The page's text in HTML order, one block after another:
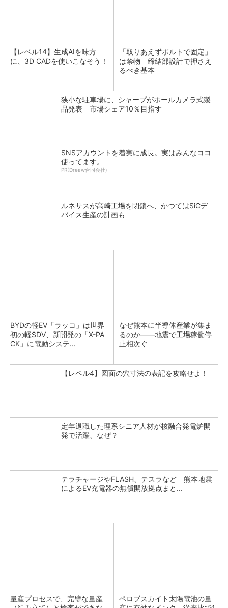
【レベル14】生成AIを味方
に、3D CADを使いこなそう！
「取りあえずボルトで固定」
は禁物 締結部設計で押さえ
るべき基本
狭小な駐車場に、シャープがポールカメラ式製
品発表 市場シェア10％目指す
SNSアカウントを着実に成長。実はみんなココ
使ってます。
PR(Dreaw合同会社)
ルネサスが高崎工場を閉鎖へ、かつてはSiCデ
バイス生産の計画も
BYDの軽EV「ラッコ」は世界
初の軽SDV、新開発の「X-PA
CK」に電動システ...
なぜ熊本に半導体産業が集ま
るのか――地震で工場稼働停
止相次ぐ
【レベル4】図面の穴寸法の表記を攻略せよ！
定年退職した理系シニア人材が核融合発電炉開
発で活躍、なぜ？
テラチャージやFLASH、テスラなど 熊本地震
によるEV充電器の無償開放拠点まと...
量産プロセスで、完璧な量産
ペロブスカイト太陽電池の量